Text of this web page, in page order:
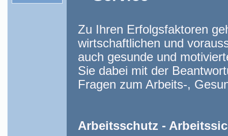
Zu Ihren Erfolgsfaktoren
wirtschaftlichen und
auch gesunde und
Sie dabei mit der
Fragen zum Arbeits-,
Arbeitsschutz -